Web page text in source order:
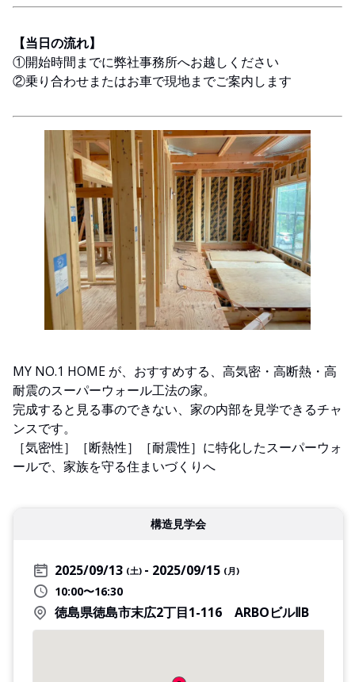
【当日の流れ】
①開始時間までに弊社事務所へお越しください
②乗り合わせまたはお車で現地までご案内します
MY NO.1 HOME が、おすすめする、高気密・高断熱・高
耐震のスーパーウォール工法の家。
完成すると見る事のできない、家の内部を見学できるチャ
ンスです。
［気密性］［断熱性］［耐震性］に特化したスーパーウォ
ールで、家族を守る住まいづくりへ
構造見学会
2025/09/13 (土) 2025/09/15 (月)
10:00〜16:30
徳島県徳島市末広2丁目1-116 ARBOビルⅡB